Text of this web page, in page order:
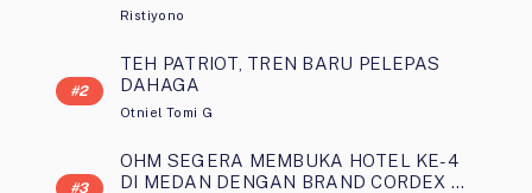
Ristiyono
TEH PATRIOT, TREN BARU PELEPAS
DAHAGA
Otniel Tomi G
OHM SEGERA MEMBUKA HOTEL KE-4
DI MEDAN DENGAN BRAND CORDEX …